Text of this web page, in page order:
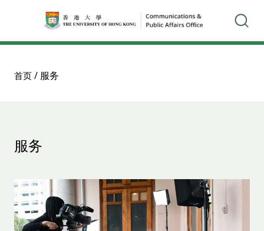
首页 / 服务
服务